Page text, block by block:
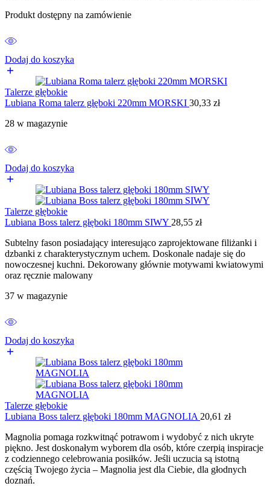
Produkt dostępny na zamówienie
Dodaj do koszyka
Talerze głębokie
Lubiana Roma talerz głęboki 220mm MORSKI 30,33 zł
28 w magazynie
Dodaj do koszyka
Talerze głębokie
Lubiana Boss talerz głęboki 180mm SIWY 28,55 zł
Subtelny fason posiadający interesująco zaprojektowane filiżanki i
dzbanki z charakterystycznym uchem. Doskonale nadaje się do
nowoczesnej kuchni. Dekorowany głównie motywami kwiatowymi
oraz ręcznie malowany
37 w magazynie
Dodaj do koszyka
Talerze głębokie
Lubiana Boss talerz głęboki 180mm MAGNOLIA 20,61 zł
Magnolia pomaga rozkwitnąć potrawom i wydobyć z nich ukryte
piękno. Jest doskonałym wyborem dla osób, które czerpią inspiracje
z codziennego celebrowania posiłków. Jeśli uczucia są istotną
częścią Twojego życia – Magnolia jest dla Ciebie, dla głodnych
doznań.